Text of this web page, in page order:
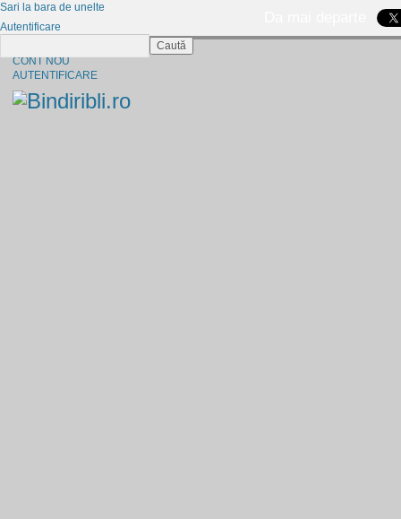
CONT NOU
AUTENTIFICARE
Sari la bara de unelte
Autentificare
Caută